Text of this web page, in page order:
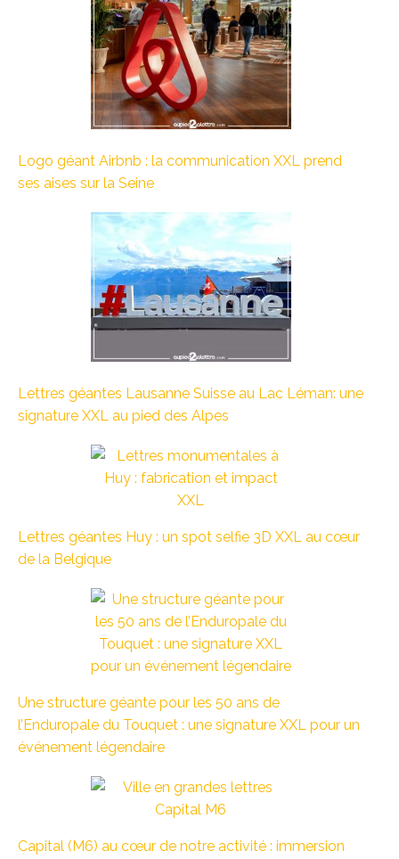
Logo géant Airbnb : la communication XXL prend
ses aises sur la Seine
Lettres géantes Lausanne Suisse au Lac Léman: une
signature XXL au pied des Alpes
Lettres géantes Huy : un spot selfie 3D XXL au cœur
de la Belgique
Une structure géante pour les 50 ans de
l’Enduropale du Touquet : une signature XXL pour un
événement légendaire
Capital (M6) au cœur de notre activité : immersion